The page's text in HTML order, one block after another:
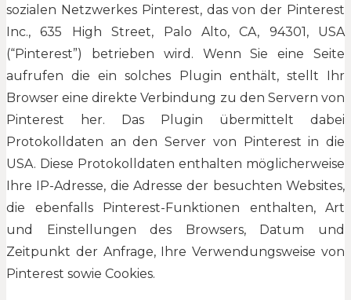
sozialen Netzwerkes Pinterest, das von der Pinterest
Inc., 635 High Street, Palo Alto, CA, 94301, USA
(“Pinterest”) betrieben wird. Wenn Sie eine Seite
aufrufen die ein solches Plugin enthält, stellt Ihr
Browser eine direkte Verbindung zu den Servern von
Pinterest her. Das Plugin übermittelt dabei
Protokolldaten an den Server von Pinterest in die
USA. Diese Protokolldaten enthalten möglicherweise
Ihre IP-Adresse, die Adresse der besuchten Websites,
die ebenfalls Pinterest-Funktionen enthalten, Art
und Einstellungen des Browsers, Datum und
Zeitpunkt der Anfrage, Ihre Verwendungsweise von
Pinterest sowie Cookies.